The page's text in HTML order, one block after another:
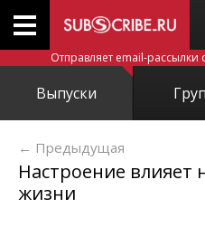
Отправляет email-
Выпуски
← Предыдущая
Настроение влияет
жизни